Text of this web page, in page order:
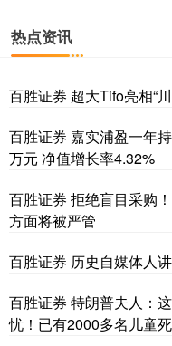
热点资讯
百胜证券 超大Tifo亮相“
百胜证券 嘉实浦盈一年
万元 净值增长率4.32%
百胜证券 拒绝盲目采购
方面将被严管
百胜证券 历史自媒体人
百胜证券 特朗普夫人：
忧！已有2000多名儿童